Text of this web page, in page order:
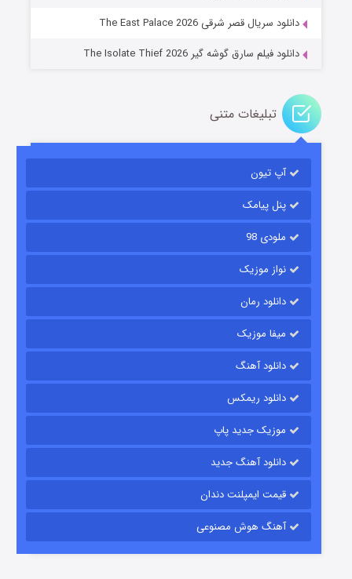
شکست استوارت در نجات جهان
قسمت
دانلود سریال قصر شرقی The East Palace 2026
دانلود فیلم سارق گوشه گیر The Isolate Thief 2026
تبلیغات متنی
آپ تیون
پنل پیامک
ملودی 98
نواز موزیک
دانلود رمان
میفا موزیک
دانلود آهنگ
دانلود ریمکس
موزیک جدید پاپ
دانلود آهنگ جدید
قیمت ایمپلنت دندان
آهنگ هوش مصنوعی